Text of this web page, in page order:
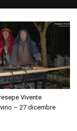
Vivente
– 27 dicembre